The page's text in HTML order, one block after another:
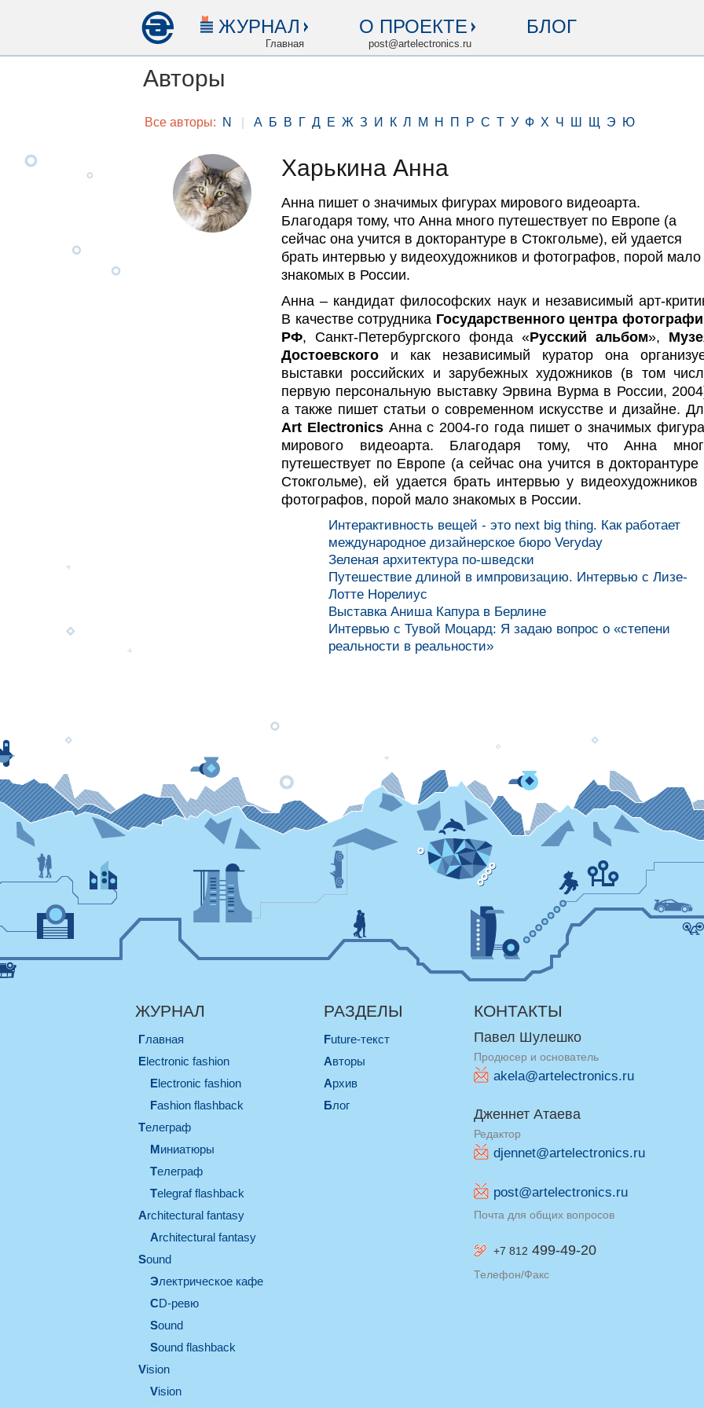
ЖУРНАЛ
Главная
О ПРОЕКТЕ
post@artelectronics.ru
БЛОГ
Авторы
Все авторы: N А Б В Г Д Е Ж З И К Л М Н П Р С Т У Ф Х Ч Ш Щ Э Ю
Харькина Анна
Анна пишет о значимых фигурах мирового видеоарта.
Благодаря тому, что Анна много путешествует по Европе (а
сейчас она учится в докторантуре в Стокгольме), ей удается
брать интервью у видеохудожников и фотографов, порой мало
знакомых в России.
Анна – кандидат философских наук и независимый арт-
В качестве сотрудника Государственного центра
РФ, Санкт-Петербургского фонда «Русский альбом»,
Достоевского и как независимый куратор она
выставки российских и зарубежных художников (в том
первую персональную выставку Эрвина Вурма в России,
а также пишет статьи о современном искусстве и дизайне.
Art ElectronicsАнна с 2004-го года пишет о значимых
мирового видеоарта. Благодаря тому, что Анна
путешествует по Европе (а сейчас она учится в докторантуре
Стокгольме), ей удается брать интервью у видеохудожников
фотографов, порой мало знакомых в России.
Интерактивность вещей - это next big thing. Как работает
международное дизайнерское бюро Veryday
Зеленая архитектура по-шведски
Путешествие длиной в импровизацию. Интервью с Лизе-
Лотте Норелиус
Выставка Аниша Капура в Берлине
Интервью с Тувой Моцард: Я задаю вопрос о «степени
реальности в реальности»
ЖУРНАЛ
Главная
electronic fashion
electronic fashion
Fashion flashback
телеграф
миниатюры
телеграф
Telegraf flashback
architectural fantasy
architectural fantasy
sound
электрическое кафе
CD-ревю
sound
Sound flashback
vision
vision
РАЗДЕЛЫ
Future-текст
Авторы
Архив
Блог
КОНТАКТЫ
Павел Шулешко
Продюсер и основатель
akela@artelectronics.ru
Дженнет Атаева
Редактор
djennet@artelectronics.ru
post@artelectronics.ru
Почта для общих вопросов
+7 812 499-49-20
Телефон/Факс